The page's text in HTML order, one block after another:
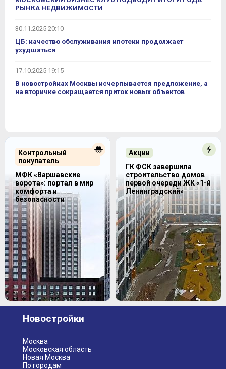
РЫНКА НЕДВИЖИМОСТИ
30.11.2025 20:10
ЦБ: качество обслуживания ипотеки продолжает
ухудшаться
17.10.2025 19:15
В новостройках Москвы исчерпывается предложение, а
на вторичке сокращается приток новых объектов
Контрольный
покупатель
МФК «Варшавские
ворота»: портал в мир
комфорта и
безопасности
Акции
ГК ФСК завершила
строительство домов
первой очереди ЖК «1-й
Ленинградский»
Новостройки
Москва
Московская область
Новая Москва
По городам